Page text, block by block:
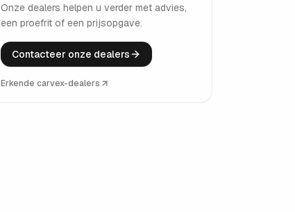
Onze dealers helpen u verder met advies,
een proefrit of een prijsopgave.
Contacteer onze dealers
Erkende carvex-dealers